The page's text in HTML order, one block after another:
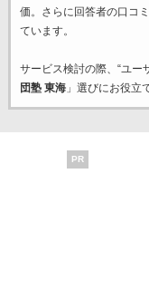
価。さらに回答者の口コ
ています。
サービス検討の際、“ユー
団塾 東海」選びにお役立
PR